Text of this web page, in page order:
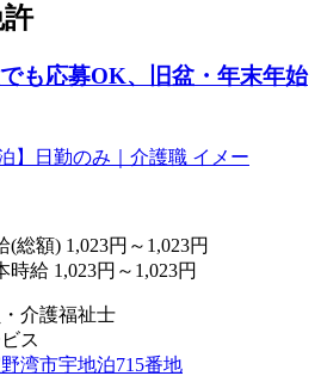
も応募OK、旧盆・年末年始
(総額) 1,023円～1,023円
時給 1,023円～1,023円
介護福祉士
ス
湾市宇地泊715番地